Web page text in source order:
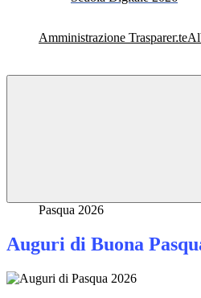
Amministrazione Trasparente
Pasqua 2026
Auguri di Buona